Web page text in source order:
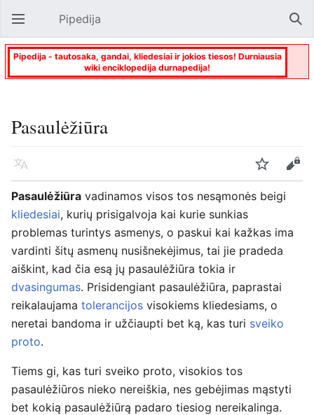
Atverti pagrindinį meniu Pipedija
Pipedija - tautosaka, gandai, kliedesiai ir jokios tiesos! Durniausia
wiki enciklopedija durnapedija!
Pasaulėžiūra
Kalba Stebėti
Keisti
Pasaulėžiūra vadinamos visos tos nesąmonės beigi
kliedesiai, kurių prisigalvoja kai kurie sunkias
problemas turintys asmenys, o paskui kai kažkas ima
vardinti šitų asmenų nusišnekėjimus, tai jie pradeda
aiškint, kad čia esą jų pasaulėžiūra tokia ir
dvasingumas. Prisidengiant pasaulėžiūra, paprastai
reikalaujama tolerancijos visokiems kliedesiams, o
neretai bandoma ir užčiaupti bet ką, kas turi sveiko
proto.
Tiems gi, kas turi sveiko proto, visokios tos
pasaulėžiūros nieko nereiškia, nes gebėjimas mąstyti
bet kokią pasaulėžiūrą padaro tiesiog nereikalinga.